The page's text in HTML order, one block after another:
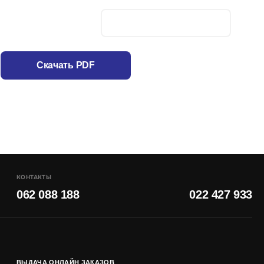
Скачать PDF
КОНТАКТЫ
062 088 188 022 427 933
ВЫДАЧА ОНЛАЙН ЗАКАЗОВ